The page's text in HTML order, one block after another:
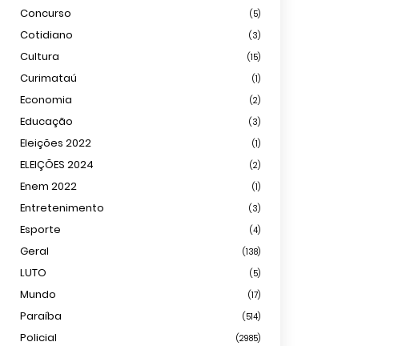
Concurso (5)
Cotidiano (3)
Cultura (15)
Curimataú (1)
Economia (2)
Educação (3)
Eleições 2022 (1)
ELEIÇÕES 2024 (2)
Enem 2022 (1)
Entretenimento (3)
Esporte (4)
Geral (138)
LUTO (5)
Mundo (17)
Paraíba (514)
Policial (2985)